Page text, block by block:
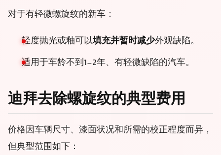
对于有轻微螺旋纹的新车：
轻度抛光或釉可以填充并暂时减少外观缺陷。
适用于车龄不到1-2年、有轻微缺陷的汽车。
迪拜去除螺旋纹的典型费用
价格因车辆尺寸、漆面状况和所需的校正程度而异，
但典型范围如下：